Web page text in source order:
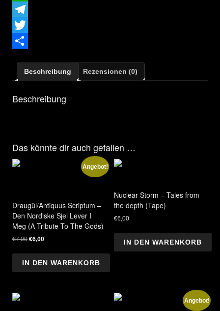
WhatsApp
Telegram
Twitter
Beschreibung
Rezensionen (0)
Beschreibung
Das könnte dir auch gefallen …
Angebot!
Draugûl/Antiquus Scriptum –
Den Nordiske Sjel Lever I
Meg (A Tribute To The Gods)
€7,00 Ursprünglicher
€7,00
€6,00Aktueller
€6,00.
IN DEN WARENKORB
Nuclear Storm – Tales from
the depth (Tape)
€6,00
IN DEN WARENKORB
Angebot!